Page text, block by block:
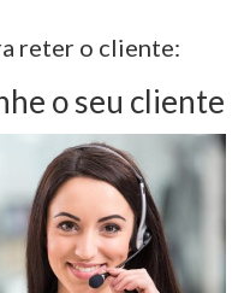
reter o cliente:
o seu cliente